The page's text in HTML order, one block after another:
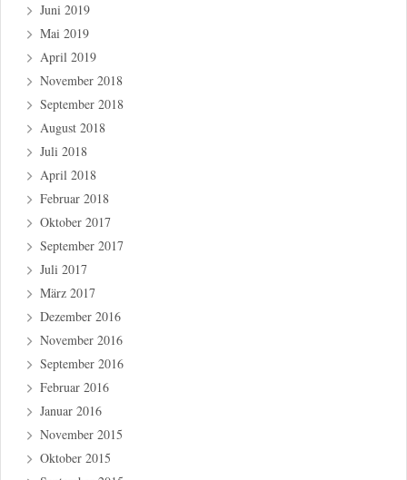
Juni 2019
Mai 2019
April 2019
November 2018
September 2018
August 2018
Juli 2018
April 2018
Februar 2018
Oktober 2017
September 2017
Juli 2017
März 2017
Dezember 2016
November 2016
September 2016
Februar 2016
Januar 2016
November 2015
Oktober 2015